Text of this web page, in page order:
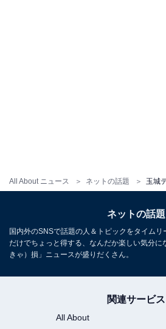
All About ニュース ネットの話題
ネットの話題
国内外のSNSで話題の人＆トピックをタイム
だけでちょっと得する、なんだか楽しい気分に
きゃ）損」ニュースが盛りだくさん。
関連サービス
All About